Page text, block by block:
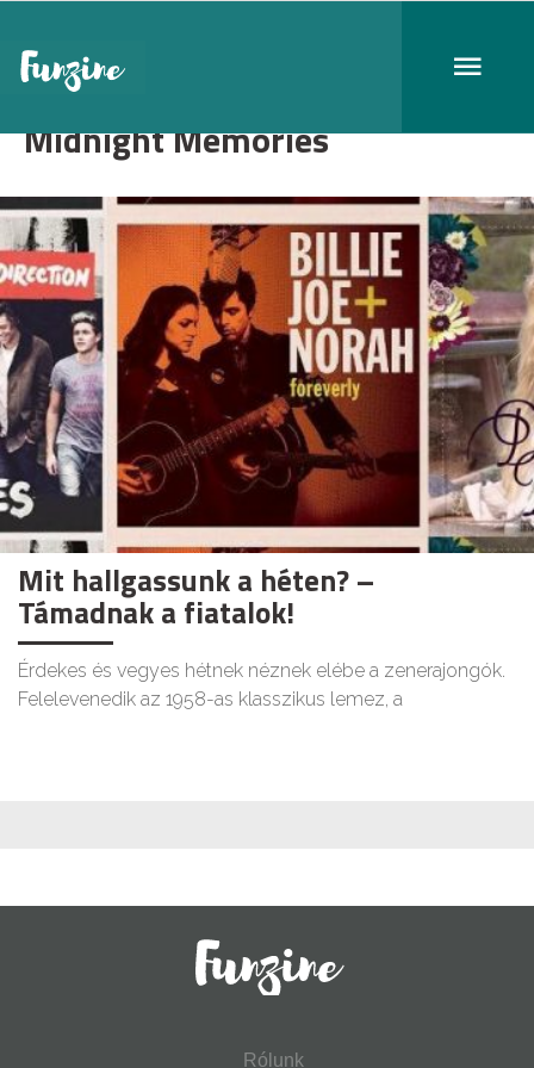
Midnight Memories
Mit hallgassunk a héten? –
Támadnak a fiatalok!
Érdekes és vegyes hétnek néznek elébe a zenerajongók.
Felelevenedik az 1958-as klasszikus lemez, a
Rólunk